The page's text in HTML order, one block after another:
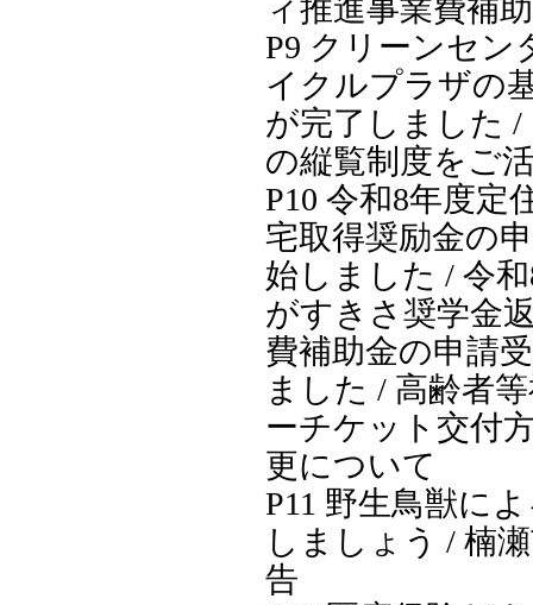
ィ推進事業費補
P9 クリーンセン
イクルプラザの
が完了しました /
の縦覧制度をご
P10 令和8年度定
宅取得奨励金の
始しました / 令
がすきさ奨学金
費補助金の申請
ました / 高齢者
ーチケット交付
更について
P11 野生鳥獣に
しましょう / 楠
告